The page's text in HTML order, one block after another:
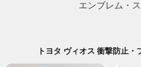
エンブレム・
トヨタ ヴィオス 衝撃防止・